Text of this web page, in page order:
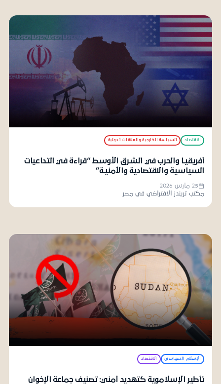
الاقتصاد السياسة الخارجية والعلاقات الدولية
أفريقيـا والحرب في الشرق الأوسط “قراءة في التداعيات
السياسية والاقتصادية والأمنيـة”
25 مارس 2026
مكتب تريندز الافتراضي في مصر
الإسلام السياسي الاقتصاد
تأطير الإسلاموية كتهديد أمني: تصنيف جماعة الإخوان